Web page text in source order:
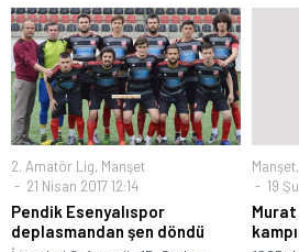
2. Amatör Lig, Manşet
21 Nisan 2017 12:14
Pendik Esenyalıspor
deplasmandan şen döndü
Manşet,
19
Murat